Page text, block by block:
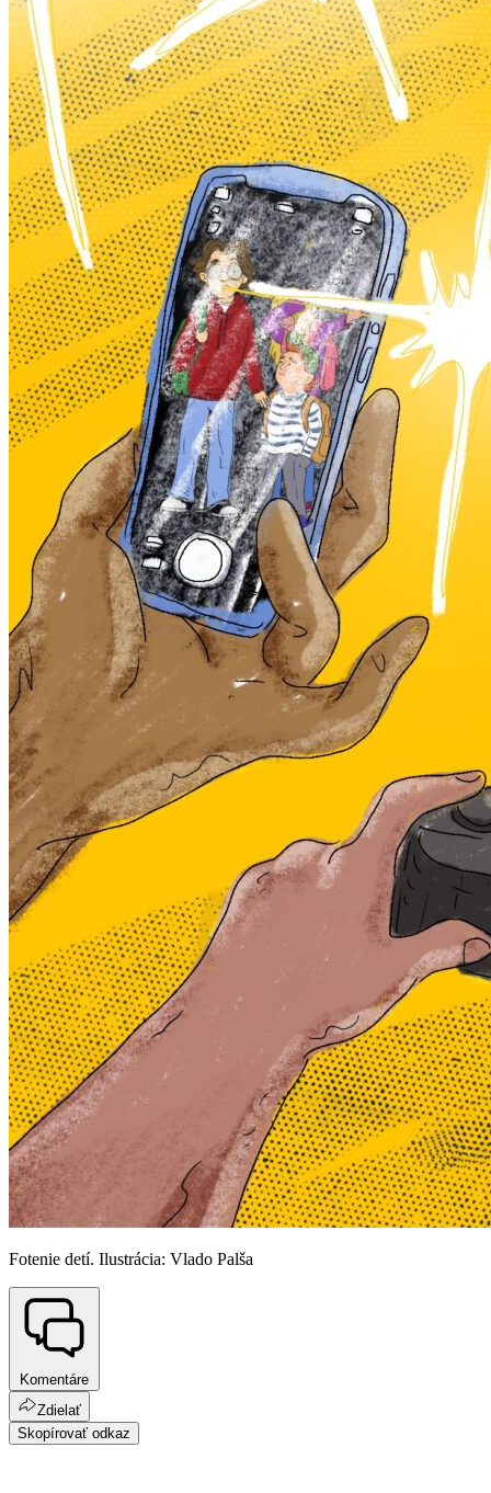
Fotenie detí. Ilustrácia: Vlado Palša
Komentáre
Zdielať
Skopírovať odkaz